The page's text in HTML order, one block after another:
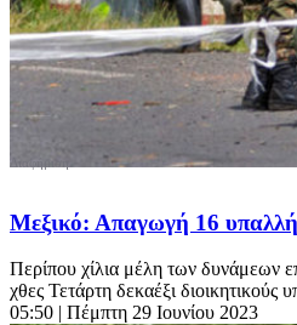
Μεξικό: Απαγωγή 16
Περίπου χίλια μέλη των δυνάμεων
χθες Τετάρτη δεκαέξι διοικητικούς
05:50 | Πέμπτη 29 Ιουνίου 2023